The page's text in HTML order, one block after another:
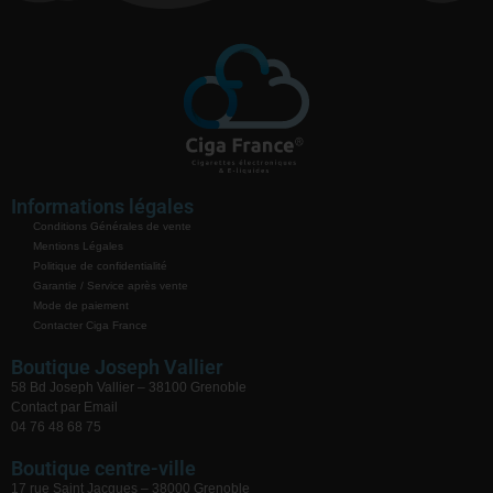
Informations légales
Conditions Générales de vente
Mentions Légales
Politique de confidentialité
Garantie / Service après vente
Mode de paiement
Contacter Ciga France
Boutique Joseph Vallier
58 Bd Joseph Vallier – 38100 Grenoble
Contact par Email
04 76 48 68 75
Boutique centre-ville
17 rue Saint Jacques – 38000 Grenoble